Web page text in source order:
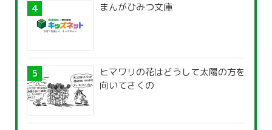
まんがひみつ文庫
ヒマワリの花はどうして太陽の方を
向いてさくの